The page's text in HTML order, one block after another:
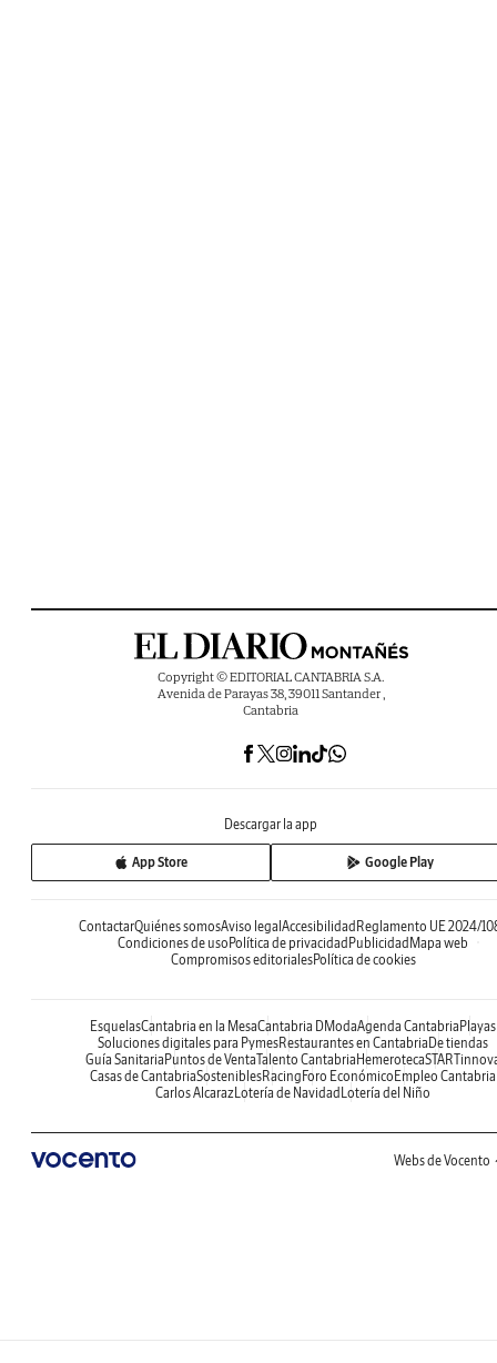
Copyright © EDITORIAL CANTABRIA S.A.
Avenida de Parayas 38, 39011 Santander ,
Cantabria
Descargar la app
App Store Google Play
ContactarQuiénes somosAviso legalAccesibilidadReglamento UE 2024/
Condiciones de usoPolítica de privacidadPublicidadMapa web
Compromisos editorialesPolítica de cookies
EsquelasCantabria en la MesaCantabria DModaAgenda CantabriaPlayas
Soluciones digitales para PymesRestaurantes en CantabriaDe tiendas
Guía SanitariaPuntos de VentaTalento CantabriaHemeroteca
Casas de CantabriaSosteniblesRacingForo EconómicoEmpleo Cantabria
Carlos AlcarazLotería de NavidadLotería del Niño
Webs de Vocento